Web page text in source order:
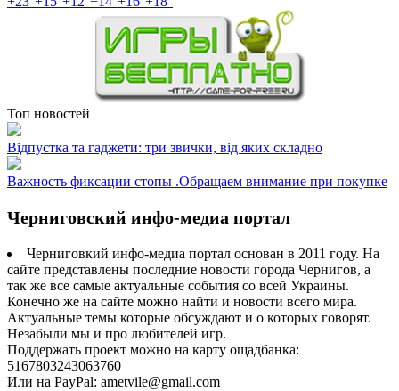
Топ новостей
Відпустка та гаджети: три звички, від яких складно
Важность фиксации стопы .Обращаем внимание при покупке
Черниговский инфо-медиа портал
Черниговкий инфо-медиа портал основан в 2011 году. На
сайте представлены последние новости города Чернигов, а
так же все самые актуальные события со всей Украины.
Конечно же на сайте можно найти и новости всего мира.
Актуальные темы которые обсуждают и о которых говорят.
Незабыли мы и про любителей игр.
Поддержать проект можно на карту ощадбанка:
5167803243063760
Или на PayPal: ametvile@gmail.com